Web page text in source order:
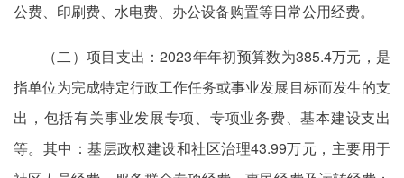
公费、印刷费、水电费、办公设备购置等日常公用经费。
（二）项目支出：2023年年初预算数为385.4万元，是
指单位为完成特定行政工作任务或事业发展目标而发生的支
出，包括有关事业发展专项、专项业务费、基本建设支出
等。其中：基层政权建设和社区治理43.99万元，主要用于